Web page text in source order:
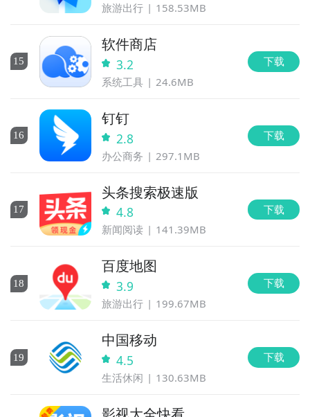
旅游出行 158.53MB
15
软件商店
3.2
系统工具 24.6MB
下载
16
钉钉
2.8
办公商务 297.1MB
下载
17
头条搜索极速版
4.8
新闻阅读 141.39MB
下载
18
百度地图
3.9
旅游出行 199.67MB
下载
19
中国移动
4.5
生活休闲 130.63MB
下载